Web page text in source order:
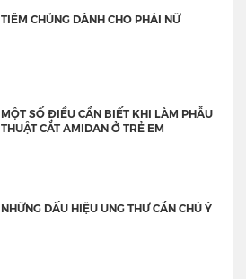
TIÊM CHỦNG DÀNH CHO PHÁI NỮ
MỘT SỐ ĐIỀU CẦN BIẾT KHI LÀM PHẪU
THUẬT CẮT AMIDAN Ở TRẺ EM
NHỮNG DẤU HIỆU UNG THƯ CẦN CHÚ Ý